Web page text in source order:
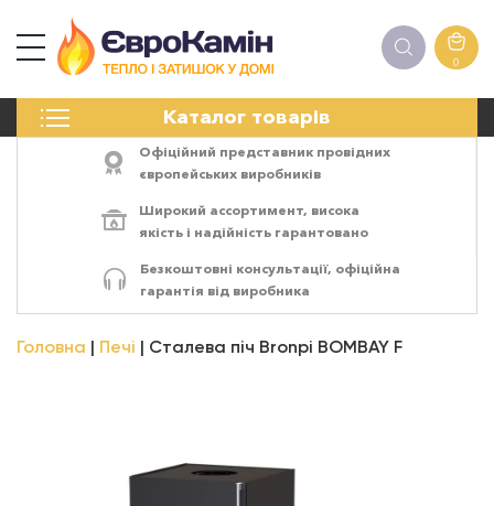
0
Каталог товарів
ПЕЧІ
ЕЛЕКТРОКАМІНИ
АКСЕСУАРИ
Офіційний представник провідних
європейських виробників
Широкий ассортимент, висока
якість і надійність гарантовано
Безкоштовні консультації, офіційна
гарантія від виробника
Головна Печі Сталева піч Bronpi BOMBAY F